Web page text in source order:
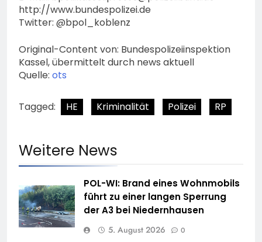
http://www.bundespolizei.de
Twitter: @bpol_koblenz
Original-Content von: Bundespolizeiinspektion
Kassel, übermittelt durch news aktuell
Quelle: ots
Tagged: HE Kriminalität Polizei RP
Weitere News
POL-WI: Brand eines Wohnmobils
führt zu einer langen Sperrung
der A3 bei Niedernhausen
5. August 2026 0